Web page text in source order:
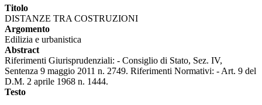
Titolo
DISTANZE TRA COSTRUZIONI
Argomento
Edilizia e urbanistica
Abstract
Riferimenti Giurisprudenziali: - Consiglio di Stato, Sez. IV,
Sentenza 9 maggio 2011 n. 2749. Riferimenti Normativi: - Art. 9 del
D.M. 2 aprile 1968 n. 1444.
Testo